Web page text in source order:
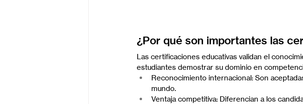
¿Por qué son importantes las
Las certificaciones educativas validan el
estudiantes demostrar su dominio en
Reconocimiento internacional: Son
mundo.
Ventaja competitiva: Diferencian a los